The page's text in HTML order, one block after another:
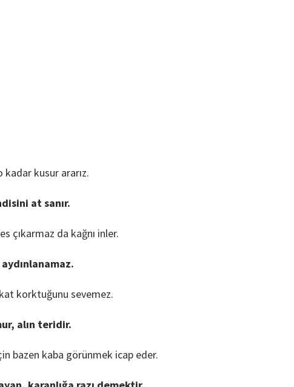
kusur ararız.
at sanır.
çıkarmaz da kağnı inler.
korktuğunu sevemez.
alın teridir.
bazen kaba görünmek icap eder.